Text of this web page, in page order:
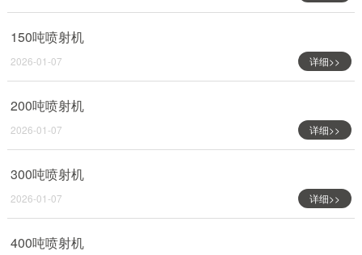
150吨喷射机
2026-01-07 详细>>
200吨喷射机
2026-01-07 详细>>
300吨喷射机
2026-01-07 详细>>
400吨喷射机